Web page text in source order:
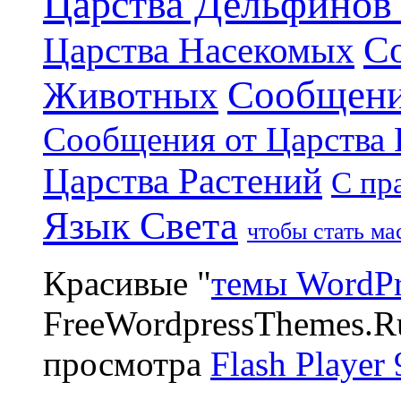
Царства Насекомых
Животных
Сообщения от Царства
Царства Растений С
Язык Света чтобы стать
Красивые "темы
просмотра Flash Player